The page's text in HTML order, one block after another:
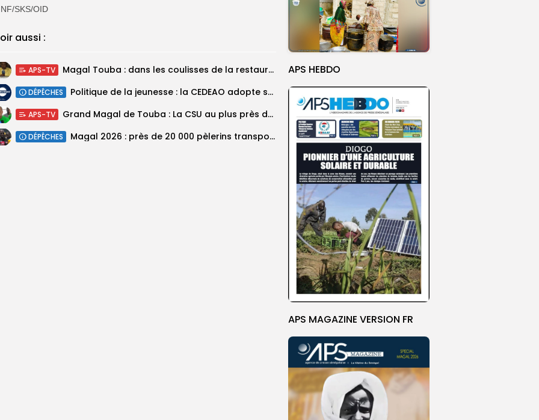
APS HEBDO
APS MAGAZINE VERSION FR
SKS/OID
aussi :
APS-TV Magal Touba : dans les coulisses de la restauration de la presse...
DÉPÊCHES Politique de la jeunesse : la CEDEAO adopte son plan d’actions stratégiques...
APS-TV Grand Magal de Touba : La CSU au plus près des pèlerins
DÉPÊCHES Magal 2026 : près de 20 000 pèlerins transportés vers Touba en...